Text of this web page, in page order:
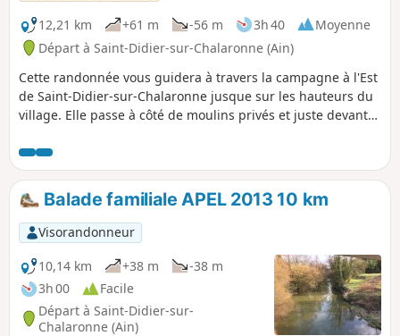
12,21 km
+61 m -56 m 3h 40
Moyenne
Départ à Saint-Didier-sur-Chalaronne (Ain)
Cette randonnée vous guidera à travers la campagne à l'Est
de Saint-Didier-sur-Chalaronne jusque sur les hauteurs du
village. Elle passe à côté de moulins privés et juste devant
Balade familiale APEL 2013 10 km
Visorandonneur
10,14 km
+38 m
-38 m
3h 00
Facile
Départ à Saint-Didier-sur-
Chalaronne (Ain)